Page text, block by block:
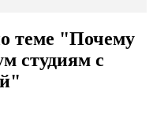
теме "Почему
студиям с